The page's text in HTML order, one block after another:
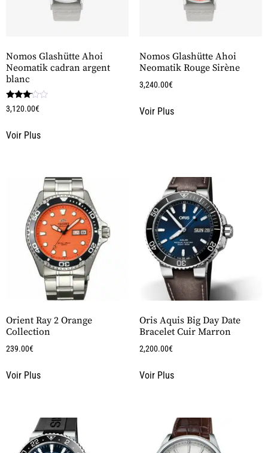
Nomos Glashütte Ahoi
Neomatik cadran argent
blanc
Note
3.00
3,120.00€
Voir Plus
Nomos Glashütte Ahoi
Neomatik Rouge Sirène
3,240.00€
Voir Plus
Orient Ray 2 Orange
Collection
239.00€
Voir Plus
Oris Aquis Big Day Date
Bracelet Cuir Marron
2,200.00€
Voir Plus